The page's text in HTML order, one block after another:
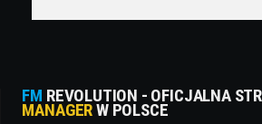
FM REVOLUTION - OFICJALNA
MANAGERW POLSCE